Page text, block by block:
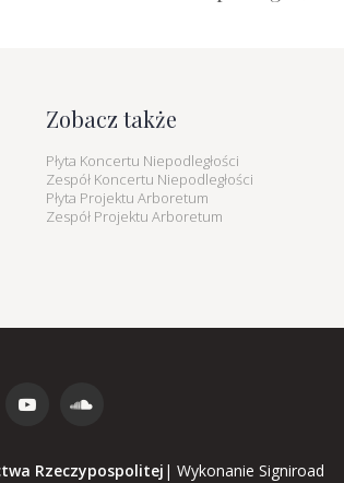
Zobacz także
Płyta Koncertu Niepodległości
Zespół Koncertu Niepodległości
Płyta Projektu Arboretum
Zespół Projektu Arboretum
Rzeczypospolitej | Wykonanie Signiroad